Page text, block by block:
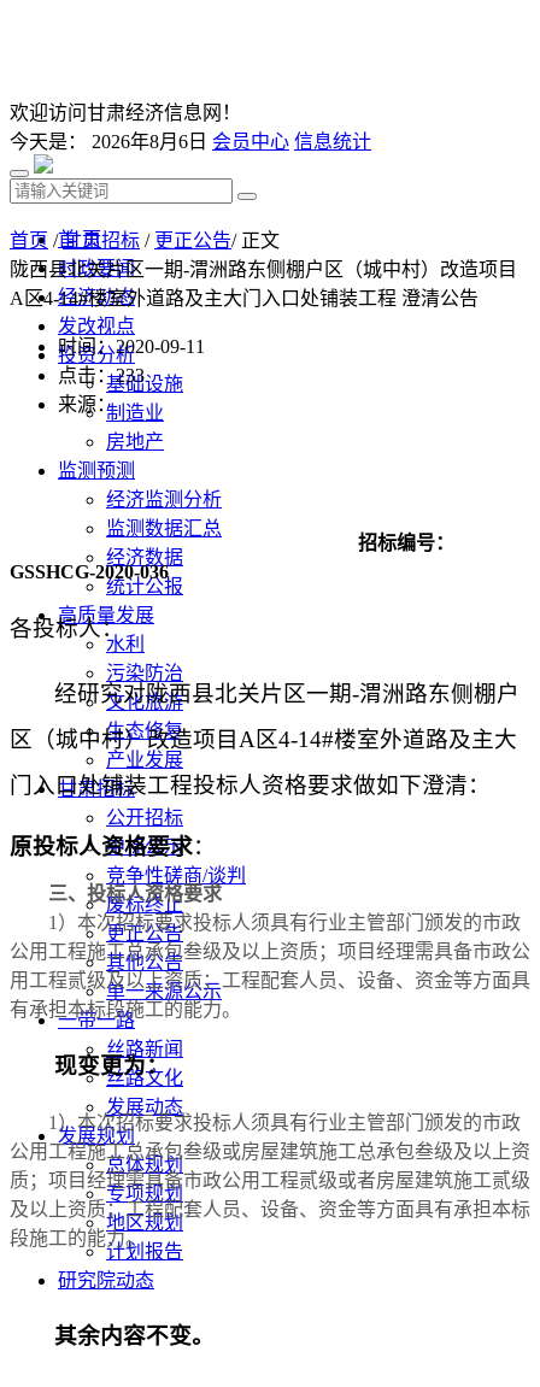
欢迎访问甘肃经济信息网！
今天是： 2026年8月6日 会员中心 信息统计
首 页
时政要闻
经济动态
发改视点
投资分析
基础设施
制造业
房地产
监测预测
经济监测分析
监测数据汇总
经济数据
统计公报
高质量发展
水利
污染防治
文化旅游
生态修复
产业发展
甘肃招标
公开招标
中标公示
竞争性磋商/谈判
废标终止
更正公告
其他公告
单一来源公示
一带一路
丝路新闻
丝路文化
发展动态
发展规划
总体规划
专项规划
地区规划
计划报告
研究院动态
首页 /甘肃招标 / 更正公告/ 正文
陇西县北关片区一期-渭洲路东侧棚户区（城中村）改造项目
A区4-14#楼室外道路及主大门入口处铺装工程 澄清公告
时间：2020-09-11
点击：233
来源：
招标编号：
GSSHCG-2020-036
各投标人：
经研究对陇西县北关片区一期-渭洲路东侧棚户
区（城中村）改造项目A区4-14#楼室外道路及主大
门入口处铺装工程投标人资格要求做如下澄清：
原投标人资格要求：
三、投标人资格要求
1）本次招标要求投标人须具有行业主管部门颁发的市政
公用工程施工总承包叁级及以上资质；项目经理需具备市政公
用工程贰级及以上资质；工程配套人员、设备、资金等方面具
有承担本标段施工的能力。
现变更为：
1）本次招标要求投标人须具有行业主管部门颁发的市政
公用工程施工总承包叁级或房屋建筑施工总承包叁级及以上资
质；项目经理需具备市政公用工程贰级或者房屋建筑施工贰级
及以上资质；工程配套人员、设备、资金等方面具有承担本标
段施工的能力。
其余内容不变。